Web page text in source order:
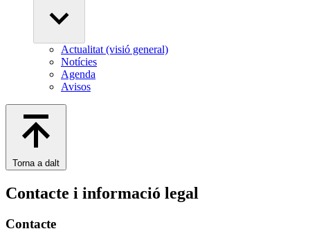
Actualitat (visió general)
Notícies
Agenda
Avisos
Torna a dalt
Contacte i informació legal
Contacte